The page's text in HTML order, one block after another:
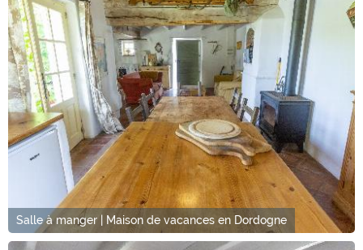
Salle à manger | Maison de vacances en Dordogne